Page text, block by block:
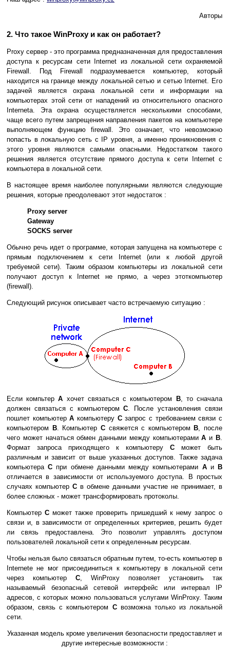
Авторы
2. Что такое WinProxy и как он работает?
Proxy сервер - это программа предназначенная для предоставления
доступа к ресурсам сети Internet из локальной сети охраняемой
Firewall. Под Firewall подразумевается компьютер, который
находится на границе между локальной сетью и сетью Internet. Его
задачей является охрана локальной сети и информации на
компьютерах этой сети от нападений из относительного опасного
Interneta. Эта охрана осуществляется несколькими способами,
чаще всего путем запрещения направления пакетов на компьютере
выполняющем функцию firewall. Это означает, что невозможно
попасть в локальную сеть c IP уровня, а именно проникновения с
этого уровня являются самыми опасными. Недостатком такого
решения является отсутствие прямого доступа к сети Internet c
компьютера в локальной сети.
В настоящее время наиболее популярными являются следующие
решения, которые преодолевают этот недостаток :
Proxy server
Gateway
SOCKS server
Обычно речь идет о программе, которая запущена на компьютере с
прямым подключением к сети Internet (или к любой другой
требуемой сети). Таким образом компьютеры из локальной сети
получают доступ к Internet не прямо, а через этоткомпьютер
(firewall).
Следующий рисунок описывает часто встречаемую ситуацию :
Если компьтерA хочет связаться с компьютером B, то сначала
должен связаться с компьютеромC. После установления связи
пошлет компьютерA компьютеру Cзапрос с требованием связи с
компьютером
B. Компьютер Cсвяжется с компьютером B, после
чего может начаться обмен данными между компьютерамиA и B.
Формат запроса приходящего к компьютеру C может быть
различным и зависит от выше указанных доступов. Также задача
компьютераC при обмене данными между компьютерами Aи B
отличается в зависимости от используемого доступа. В простых
случаях компьютер C в обмене данными участие не принимает, в
более сложных - может трансформировать протоколы.
Компьютер C может также проверить пришедший к нему запрос о
связи и, в зависимости от определенных критериев, решить будет
ли связь предоставлена. Это позволит управлять доступом
пользователей локальной сети к определенным ресурсам.
Чтобы нельзя было связаться обратным путем, то-есть компьютер в
Internete не мог присоединиться к компьютеру в локальной сети
через компьютер C, WinProxy позволяет установить так
называемый безопасный сетевой интерфейс или интервал IP
адресов, с которых можно пользоваться услугами WinProxy. Таким
образом, связь с компьютером Cвозможна только из локальной
сети.
Указанная модель кроме увеличения безопасности предоставляет и
другие интересные возможности :